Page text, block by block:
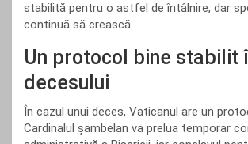
stabilită pentru o astfel de întâlnire, dar
continuă să crească.
Un protocol bine stabilit
decesului
În cazul unui deces, Vaticanul are un
Cardinalul șambelan va prelua temporar